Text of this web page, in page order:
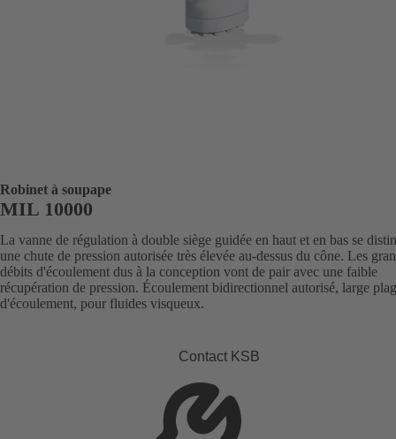
Robinet à soupape
MIL 10000
La vanne de régulation à double siège guidée en haut et en bas se
une chute de pression autorisée très élevée au-dessus du cône. Les
débits d'écoulement dus à la conception vont de pair avec une faible
récupération de pression. Écoulement bidirectionnel autorisé, large
d'écoulement, pour fluides visqueux.
Contact KSB